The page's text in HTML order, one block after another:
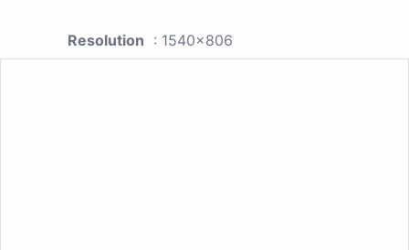
Resolution : 1540x806